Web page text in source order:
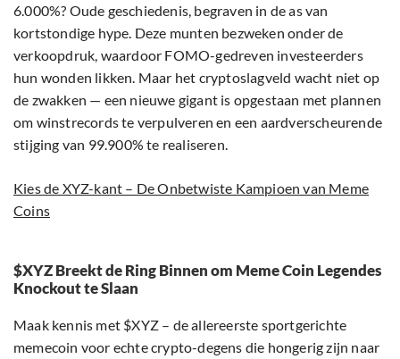
6.000%? Oude geschiedenis, begraven in de as van
kortstondige hype. Deze munten bezweken onder de
verkoopdruk, waardoor FOMO-gedreven investeerders
hun wonden likken. Maar het cryptoslagveld wacht niet op
de zwakken — een nieuwe gigant is opgestaan met plannen
om winstrecords te verpulveren en een aardverscheurende
stijging van 99.900% te realiseren.
Kies de XYZ-kant – De Onbetwiste Kampioen van Meme
Coins
$XYZ Breekt de Ring Binnen om Meme Coin Legendes
Knockout te Slaan
Maak kennis met $XYZ – de allereerste sportgerichte
memecoin voor echte crypto-degens die hongerig zijn naar